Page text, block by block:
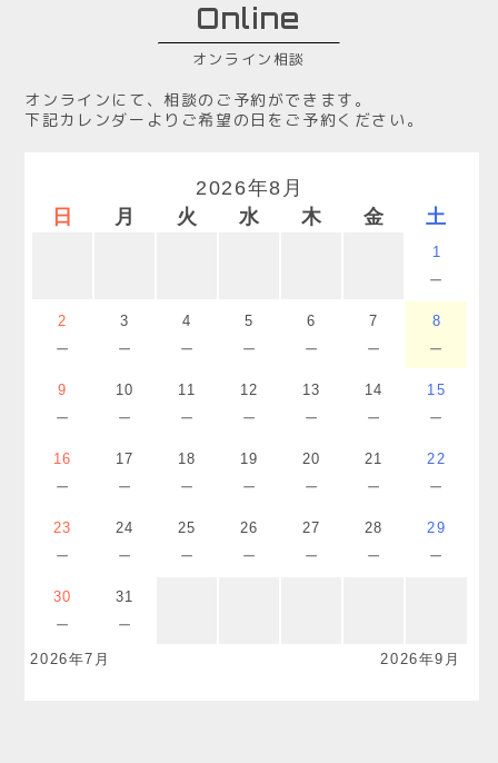
Online
オンライン相談
オンラインにて、相談のご予約ができます。
下記カレンダーよりご希望の日をご予約ください。
2026年8月
日
月 火 水 木 金 土
1
－
2
－
3
－
4
－
5
－
6
－
7
－
8
－
9
－
10
－
11
－
12
－
13
－
14
－
15
－
16
－
17
－
18
－
19
－
20
－
21
－
22
－
23
－
24
－
25
－
26
－
27
－
28
－
29
－
30
－
31
－
2026年7月 2026年9月